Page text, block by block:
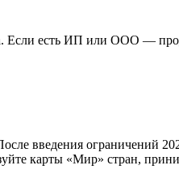
Если есть ИП или ООО —
введения ограничений
карты «Мир» стран,